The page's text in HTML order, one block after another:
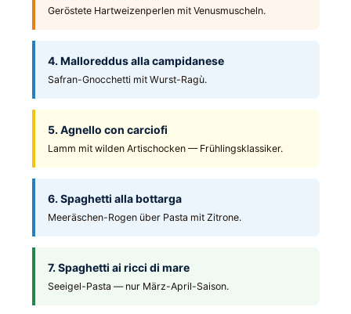
Geröstete Hartweizenperlen mit Venusmuscheln.
4. Malloreddus alla campidanese
Safran-Gnocchetti mit Wurst-Ragù.
5. Agnello con carciofi
Lamm mit wilden Artischocken — Frühlingsklassiker.
6. Spaghetti alla bottarga
Meeräschen-Rogen über Pasta mit Zitrone.
7. Spaghetti ai ricci di mare
Seeigel-Pasta — nur März-April-Saison.